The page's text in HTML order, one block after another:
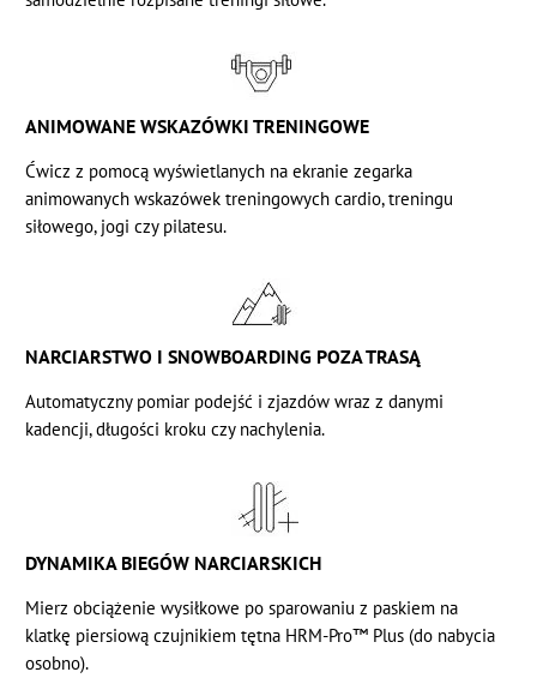
ANIMOWANE WSKAZÓWKI TRENINGOWE
Ćwicz z pomocą wyświetlanych na ekranie zegarka
animowanych wskazówek treningowych cardio, treningu
siłowego, jogi czy pilatesu.
NARCIARSTWO I SNOWBOARDING POZA TRASĄ
Automatyczny pomiar podejść i zjazdów wraz z danymi
kadencji, długości kroku czy nachylenia.
DYNAMIKA BIEGÓW NARCIARSKICH
Mierz obciążenie wysiłkowe po sparowaniu z paskiem na
klatkę piersiową czujnikiem tętna HRM-Pro™ Plus (do nabycia
osobno).